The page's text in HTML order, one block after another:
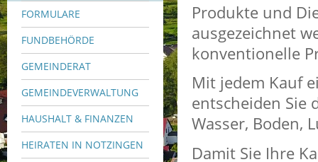
FORMULARE
FUNDBEHÖRDE
GEMEINDERAT
GEMEINDEVERWALTUNG
HAUSHALT & FINANZEN
HEIRATEN IN NOTZINGEN
Produkte und
ausgezeichnet
konventionelle
Mit jedem Kauf
entscheiden Sie
Wasser, Boden,
Damit Sie Ihre